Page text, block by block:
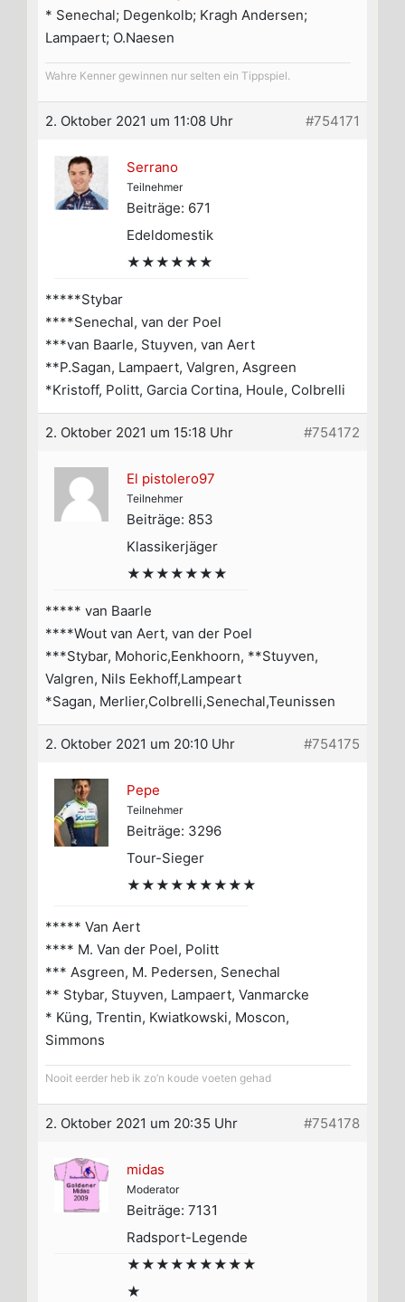
* Senechal; Degenkolb; Kragh Andersen;
Lampaert; O.Naesen
Wahre Kenner gewinnen nur selten ein Tippspiel.
2. Oktober 2021 um 11:08 Uhr #754171
Serrano
Teilnehmer
Beiträge: 671
Edeldomestik
★★★★★★
*****Stybar
****Senechal, van der Poel
***van Baarle, Stuyven, van Aert
**P.Sagan, Lampaert, Valgren, Asgreen
*Kristoff, Politt, Garcia Cortina, Houle, Colbrelli
2. Oktober 2021 um 15:18 Uhr #754172
El pistolero97
Teilnehmer
Beiträge: 853
Klassikerjäger
★★★★★★★
***** van Baarle
****Wout van Aert, van der Poel
***Stybar, Mohoric,Eenkhoorn, **Stuyven,
Valgren, Nils Eekhoff,Lampeart
*Sagan, Merlier,Colbrelli,Senechal,Teunissen
2. Oktober 2021 um 20:10 Uhr #754175
Pepe
Teilnehmer
Beiträge: 3296
Tour-Sieger
★★★★★★★★★
***** Van Aert
**** M. Van der Poel, Politt
*** Asgreen, M. Pedersen, Senechal
** Stybar, Stuyven, Lampaert, Vanmarcke
* Küng, Trentin, Kwiatkowski, Moscon,
Simmons
Nooit eerder heb ik zo’n koude voeten gehad
2. Oktober 2021 um 20:35 Uhr #754178
midas
Moderator
Beiträge: 7131
Radsport-Legende
★★★★★★★★★
★